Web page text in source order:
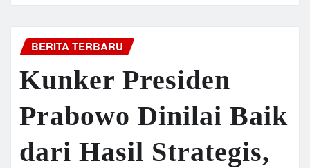
BERITA TERBARU
Kunker Presiden
Prabowo Dinilai Baik
dari Hasil Strategis,